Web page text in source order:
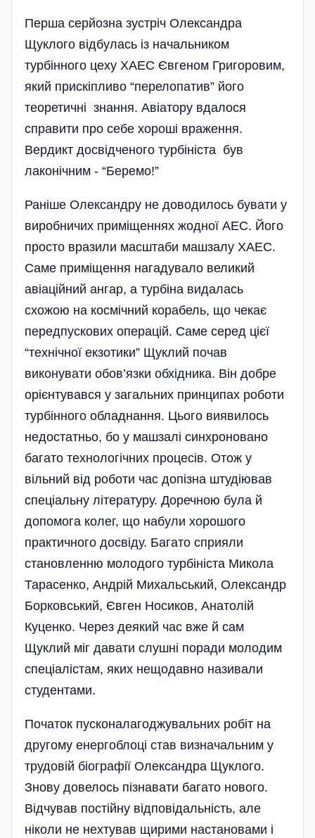
Перша серйозна зустріч Олександра
Щуклого відбулась із начальником
турбінного цеху ХАЕС Євгеном Григоровим,
який прискіпливо “перелопатив” його
теоретичні знання. Аві­атору вдалося
справити про себе хороші враження.
Вердикт досвідченого тур­бініста був
лаконічним - “Беремо!”
Раніше Олександру не доводилось бувати у
виробничих приміщеннях жодної АЕС. Його
просто вразили масштаби машзалу ХАЕС.
Саме приміщення нагадувало великий
авіаційний ангар, а турбіна видалась
схожою на космічний корабель, що чекає
передпускових операцій. Саме серед цієї
“технічної екзотики” Щуклий почав
виконувати обов’язки обхідника. Він добре
орієнтувався у загальних принципах роботи
турбінного обладнання. Цього виявилось
недостатньо, бо у машзалі синхроновано
багато технологічних процесів. Отож у
вільний від роботи час допізна штудіював
спе­ці­альну літературу. Доречною була й
допомога колег, що набули хорошого
практичного досвіду. Багато сприяли
становленню молодого турбініста Микола
Тарасенко, Андрій Михальський, Олександр
Борковський, Євген Носиков, Анатолій
Куценко. Через деякий час вже й сам
Щуклий міг давати слушні поради молодим
спеціалістам, яких нещодавно називали
студентами.
Початок пусконалаго­джувальних робіт на
другому енергоблоці став визначальним у
трудовій біографії Олександра Щуклого.
Знову довелось пізнавати багато нового.
Відчував постійну відповідальність, але
ніколи не нехтував щирими настановами і